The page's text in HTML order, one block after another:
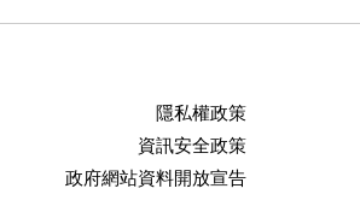
隱私權政策
資訊安全政策
政府網站資料開放宣告